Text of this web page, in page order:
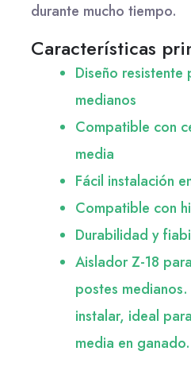
durante mucho tiempo.
Características
Diseño resistente
medianos
Compatible con
media
Fácil instalación
Compatible con
Durabilidad y
Aislador Z-18
postes
instalar, ideal
media en ganado.